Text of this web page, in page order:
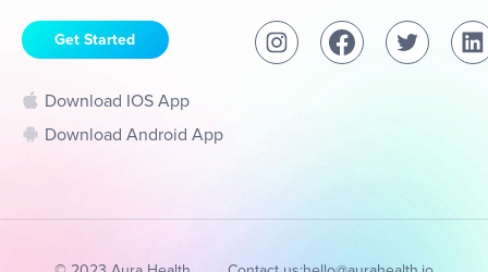
Get Started
Download IOS App
Download Android App